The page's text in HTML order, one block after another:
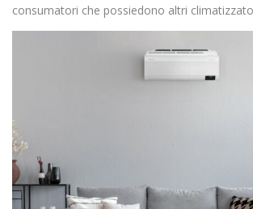
consumatori che possiedono altri